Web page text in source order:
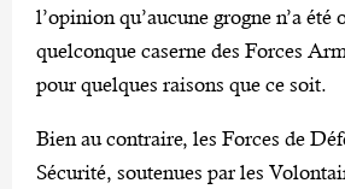
l’opinion qu’aucune grogne n’a été
quelconque caserne des Forces
pour quelques raisons que ce soit.
Bien au contraire, les Forces de
Sécurité, soutenues par les